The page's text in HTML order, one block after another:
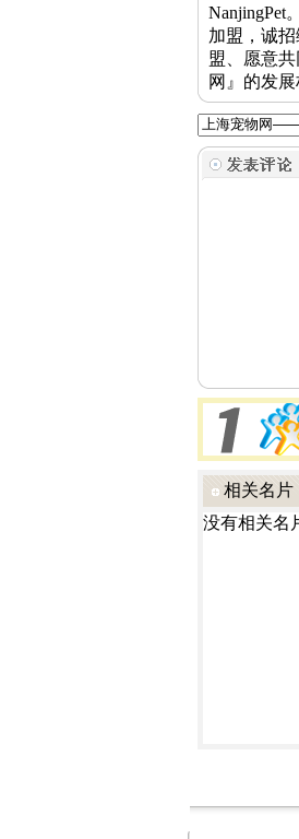
NanjingPet
加盟，诚
盟、愿意
网』的发
相关名片
没有相关名